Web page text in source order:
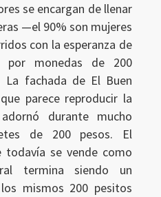
se encargan de llenar
—el 90% son mujeres
con la esperanza de
por monedas de 200
La fachada de El Buen
parece reproducir la
durante mucho
de 200 pesos. El
se vende como
termina siendo un
mismos 200 pesitos